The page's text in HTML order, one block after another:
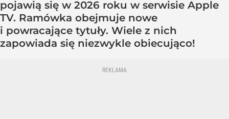
pojawią się w 2026 roku w serwisie Apple
TV. Ramówka obejmuje nowe
i powracające tytuły. Wiele z nich
zapowiada się niezwykle obiecująco!